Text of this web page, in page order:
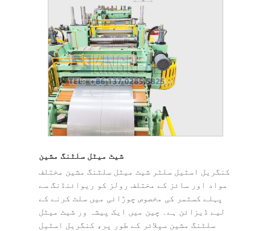
شیٹ میٹل سلٹنگ مشین
کنگریل اسٹیل سلٹر شیٹ میٹل سلٹنگ مشین مختلف
مواد اور سائز کے مختلف رولز کو ریوائنڈنگ سے
پہلے کسٹمر کی مخصوص چوڑائی میں سلٹ کرنے کے
لیے ڈیزائن ہے۔ چین میں ایک پیشہ ور شیٹ میٹل
سلٹنگ مشین سپلائر کے طور پر، کنگریل اسٹیل